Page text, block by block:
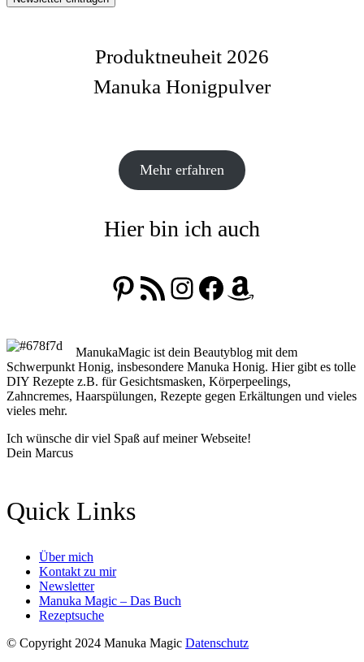
Produktneuheit 2026
Manuka Honigpulver
Mehr erfahren
Hier bin ich auch
Pinterest
RSS-FeedInstagram
Facebook
Amazon
ManukaMagic ist dein Beautyblog mit dem
Schwerpunkt Honig, insbesondere Manuka Honig. Hier gibt es tolle
DIY Rezepte z.B. für Gesichtsmasken, Körperpeelings,
Zahncremes, Haarspülungen, Rezepte gegen Erkältungen und vieles
vieles mehr.
Ich wünsche dir viel Spaß auf meiner Webseite!
Dein Marcus
Quick Links
Über mich
Kontakt zu mir
Newsletter
Manuka Magic – Das Buch
Rezeptsuche
© Copyright 2024 Manuka Magic Datenschutz